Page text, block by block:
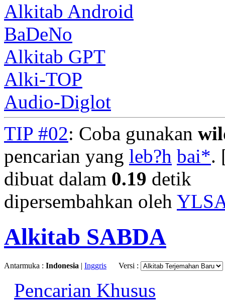
Alkitab Android
BaDeNo
Alkitab GPT
Alki-TOP
Audio-Diglot
TIP #02: Coba gunakan
pencarian yang leb?h bai*.
dibuat dalam 0.19 detik
dipersembahkan oleh
Alkitab SABDA
Antarmuka : Indonesia | Inggris Versi :
Pencarian Khusus